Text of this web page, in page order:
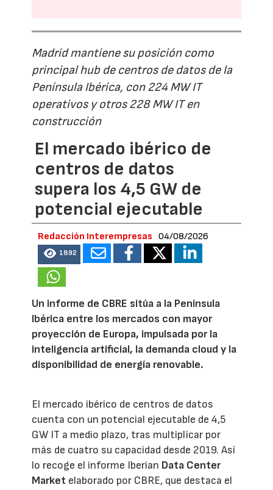
Madrid mantiene su posición como
principal hub de centros de datos de la
Península Ibérica, con 224 MW IT
operativos y otros 228 MW IT en
construcción
El mercado ibérico de
centros de datos
supera los 4,5 GW de
potencial ejecutable
Redacción Interempresas 04/08/2026
1892
Un informe de CBRE sitúa a la Península
Ibérica entre los mercados con mayor
proyección de Europa, impulsada por la
inteligencia artificial, la demanda cloud y la
disponibilidad de energía renovable.
El mercado ibérico de centros de datos
cuenta con un potencial ejecutable de 4,5
GW IT a medio plazo, tras multiplicar por
más de cuatro su capacidad desde 2019. Así
lo recoge el informe Iberian Data Center
Market elaborado por CBRE, que destaca el